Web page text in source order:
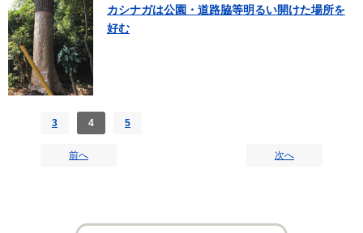
カシナガは公園・道路脇等明るい開けた場所を
好む
前へ
3 4 5
次へ